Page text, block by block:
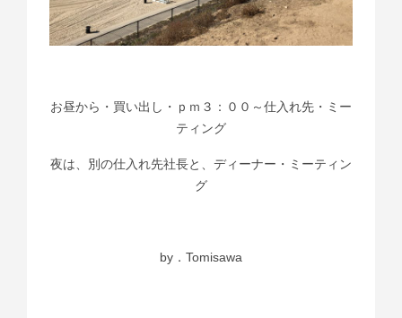
お昼から・買い出し・ｐｍ３：００～仕入れ先・ミー
ティング
夜は、別の仕入れ先社長と、ディーナー・ミーティン
グ
by．Tomisawa